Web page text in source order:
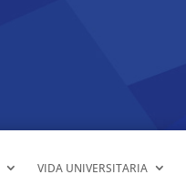
VIDA UNIVERSITARIA